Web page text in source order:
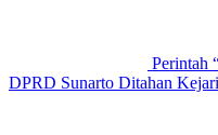
Perintah
DPRD Sunarto Ditahan